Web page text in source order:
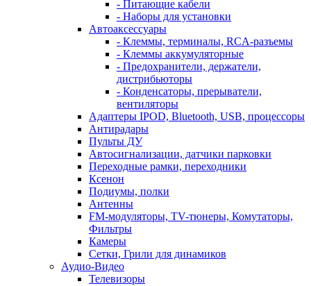
- Питающие кабели
- Наборы для установки
Автоаксессуары
- Клеммы, терминалы, RCA-разъемы
- Клеммы аккумуляторные
- Предохранители, держатели,
дистрибьюторы
- Конденсаторы, прерыватели,
вентиляторы
Адаптеры IPOD, Bluetooth, USB, процессоры
Антирадары
Пульты ДУ
Автосигнализации, датчики парковки
Переходные рамки, переходники
Ксенон
Подиумы, полки
Антенны
FM-модуляторы, TV-тюнеры, Комутаторы,
Фильтры
Камеры
Сетки, Грили для динамиков
Аудио-Видео
Телевизоpы